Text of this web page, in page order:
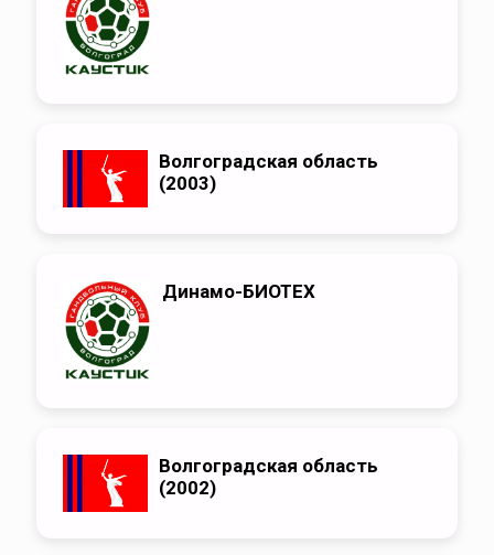
Волгоградская область
(2003)
Динамо-БИОТЕХ
Волгоградская область
(2002)